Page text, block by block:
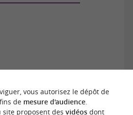
vous autorisez le dépôt de
de mesure d'audience.
site proposent des vidéosdont